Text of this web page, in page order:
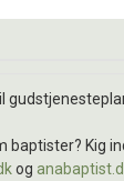
baptister? Kig
og